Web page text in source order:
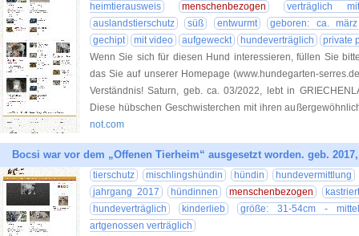
heimtierausweis
menschenbezogen
verträglich
auslandstierschutz
süß entwurmt
geboren: ca.
gechipt
mit video aufgeweckt hundeverträglich
private
Wenn Sie sich für diesen Hund interessieren, füllen Sie
das Sie auf unserer Homepage (www.hundegarten-
Verständnis! Saturn, geb. ca. 03/2022, lebt in
Diese hübschen Geschwisterchen mit ihren
not.com
Bocsi war vor dem „Offenen Tierheim“ ausgesetzt worden. geb.
tierschutz mischlingshündin hündin
hundevermittlung
jahrgang 2017
hündinnen menschenbezogen
kastriert
hundeverträglich
kinderlieb
größe: 31-54cm - mittel
artgenossen verträglich